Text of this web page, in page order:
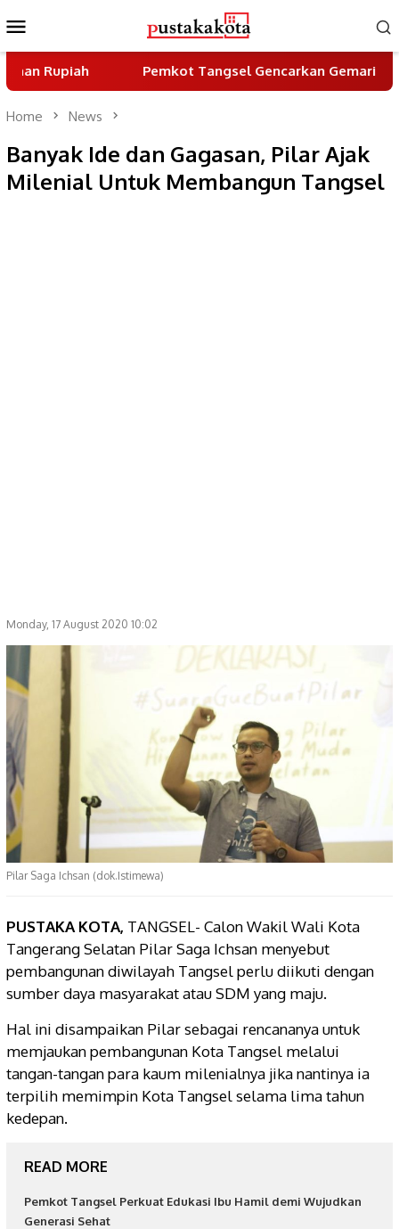
to
contentMenu
Pemkot Tangsel Gencarkan Gemarikan untuk
Home News
Banyak Ide dan Gagasan, Pilar Ajak
Milenial Untuk Membangun Tangsel
Monday, 17 August 2020 10:02
Pilar Saga Ichsan (dok.Istimewa)
PUSTAKA KOTA, TANGSEL- Calon Wakil Wali Kota
Tangerang Selatan Pilar Saga Ichsan menyebut
pembangunan diwilayah Tangsel perlu diikuti dengan
sumber daya masyarakat atau SDM yang maju.
Hal ini disampaikan Pilar sebagai rencananya untuk
memjaukan pembangunan Kota Tangsel melalui
tangan-tangan para kaum milenialnya jika nantinya ia
terpilih memimpin Kota Tangsel selama lima tahun
kedepan.
READ MORE
Pemkot Tangsel Perkuat Edukasi Ibu Hamil demi Wujudkan
Generasi Sehat